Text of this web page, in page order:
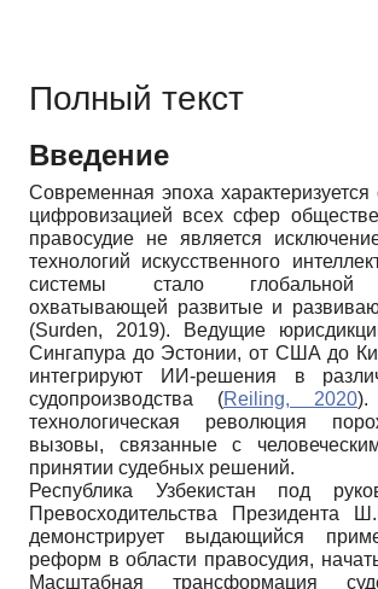
Полный текст
Введение
Современная эпоха характеризуется
цифровизацией всех сфер
правосудие не является
технологий искусственного
системы стало глобальной
охватывающей развитые и
(Surden, 2019). Ведущие
Сингапура до Эстонии, от США до
интегрируют ИИ-решения в
судопроизводства (Reiling, 2020).
технологическая революция
вызовы, связанные с
принятии судебных решений.
Республика Узбекистан под
Превосходительства Президента
демонстрирует выдающийся
реформ в области правосудия,
Масштабная трансформация